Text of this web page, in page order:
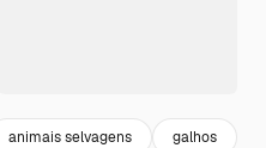
animais selvagens galhos